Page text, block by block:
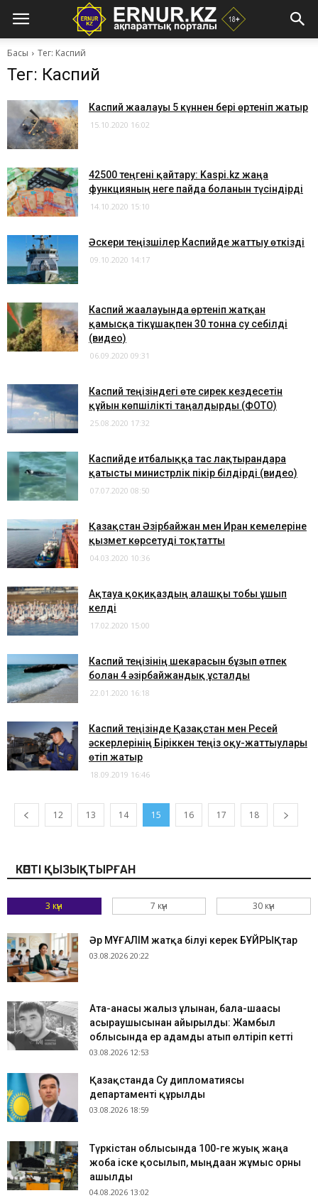
Басы Тег: Каспий
Тег: Каспий
Каспий жағалауы 5 күннен бері өртеніп жатыр
15.10.2020 16:02
42500 теңгені қайтару: Kaspi.kz жаңа
функцияның неге пайда болғанын түсіндірді
14.10.2020 15:10
Әскери теңізшілер Каспийде жаттығу өткізді
09.10.2020 14:17
Каспий жағалауында өртеніп жатқан
қамысқа тікұшақпен 30 тонна су себілді
(видео)
06.09.2020 09:31
Каспий теңізіндегі өте сирек кездесетін
құйын көпшілікті таңғалдырды (ФОТО)
25.08.2020 17:32
Каспийде итбалыққа тас лақтырғандарға
қатысты министрлік пікір білдірді (видео)
07.07.2020 08:50
Қазақстан Әзірбайжан мен Иран кемелеріне
қызмет көрсетуді тоқтатты
04.03.2020 10:36
Ақтауға қоқиқаздың алғашқы тобы ұшып
келді
17.02.2020 15:00
Каспий теңізінің шекарасын бұзып өтпек
болған 4 әзірбайжандық ұсталды
22.01.2020 16:18
Каспий теңізінде Қазақстан мен Ресей
әскерлерінің Біріккен теңіз оқу-жаттығулары
өтіп жатыр
18.09.2019 16:46
12 13 14 15 16 17 18
КӨПТІ ҚЫЗЫҚТЫРҒАН
3 күн 7 күн 30 күн
Әр МҰҒАЛІМ жатқа білуі керек БҰЙРЫҚтар
03.08.2026 20:22
Ата-анасы жалғыз ұлынан, бала-шағасы
асыраушысынан айырылды: Жамбыл
облысында ер адамды атып өлтіріп кетті
03.08.2026 12:53
Қазақстанда Су дипломатиясы
департаменті құрылды
03.08.2026 18:59
Түркістан облысында 100-ге жуық жаңа
жоба іске қосылып, мыңдаған жұмыс орны
ашылды
04.08.2026 13:02